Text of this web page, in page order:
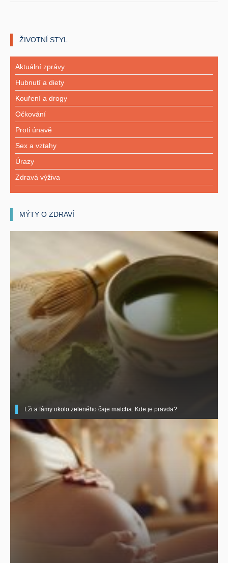
ŽIVOTNÍ STYL
Aktuální zprávy
Hubnutí a diety
Kouření a drogy
Očkování
Proti únavě
Sex a vztahy
Úrazy
Zdravá výživa
MÝTY O ZDRAVÍ
Lži a fámy okolo zeleného čaje matcha. Kde je pravda?